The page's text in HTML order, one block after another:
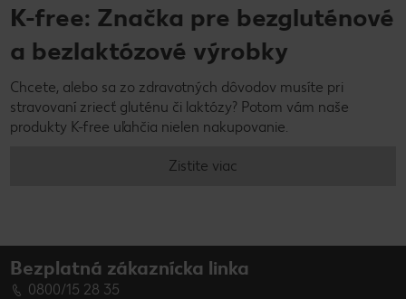
K-free: Značka pre bezgluténové
a bezlaktózové výrobky
Chcete, alebo sa zo zdravotných dôvodov musíte pri
stravovaní zriecť gluténu či laktózy? Potom vám naše
produkty K-free uľahčia nielen nakupovanie.
Zistite viac
Bezplatná zákaznícka linka
0800/15 28 35